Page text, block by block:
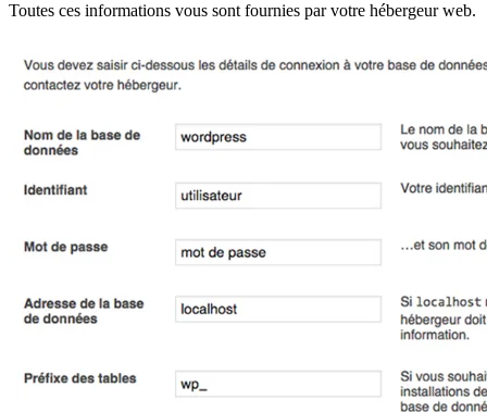
Toutes ces informations vous sont fournies par votre hébergeur web.